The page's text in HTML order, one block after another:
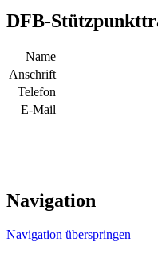
DFB-
Name
Anschrift
Telefon
E-Mail
Navigation
Navigation überspringen